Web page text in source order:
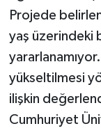
Projede
yaş üzerindeki
yararlanamıyor.
yükseltilmesi
ilişkin
Cumhuriyet